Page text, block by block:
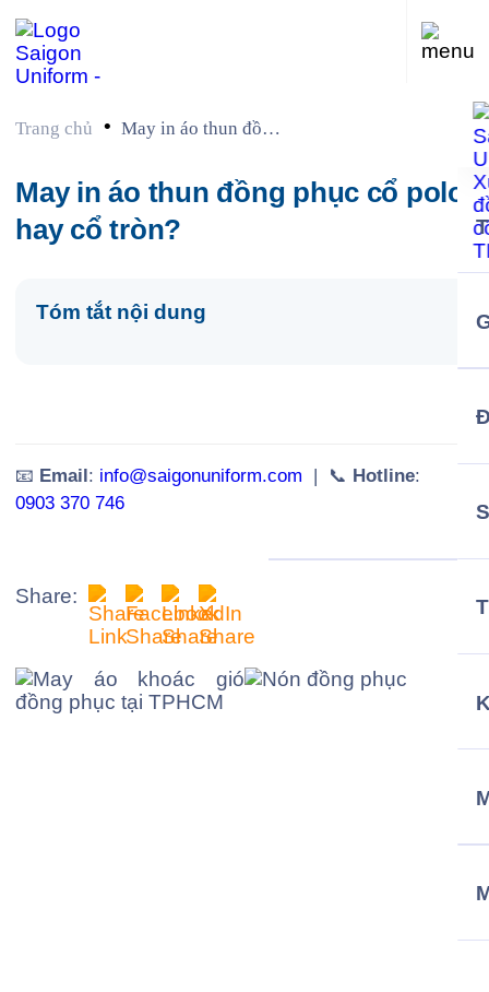
Trang chủ • May in áo thun đồng
tròn?
May in áo thun đồng phục cổ polo
hay cổ tròn?
Tóm tắt nội dung
📧 Email: info@saigonuniform.com | 📞 Hotline:
0903 370 746
Share: